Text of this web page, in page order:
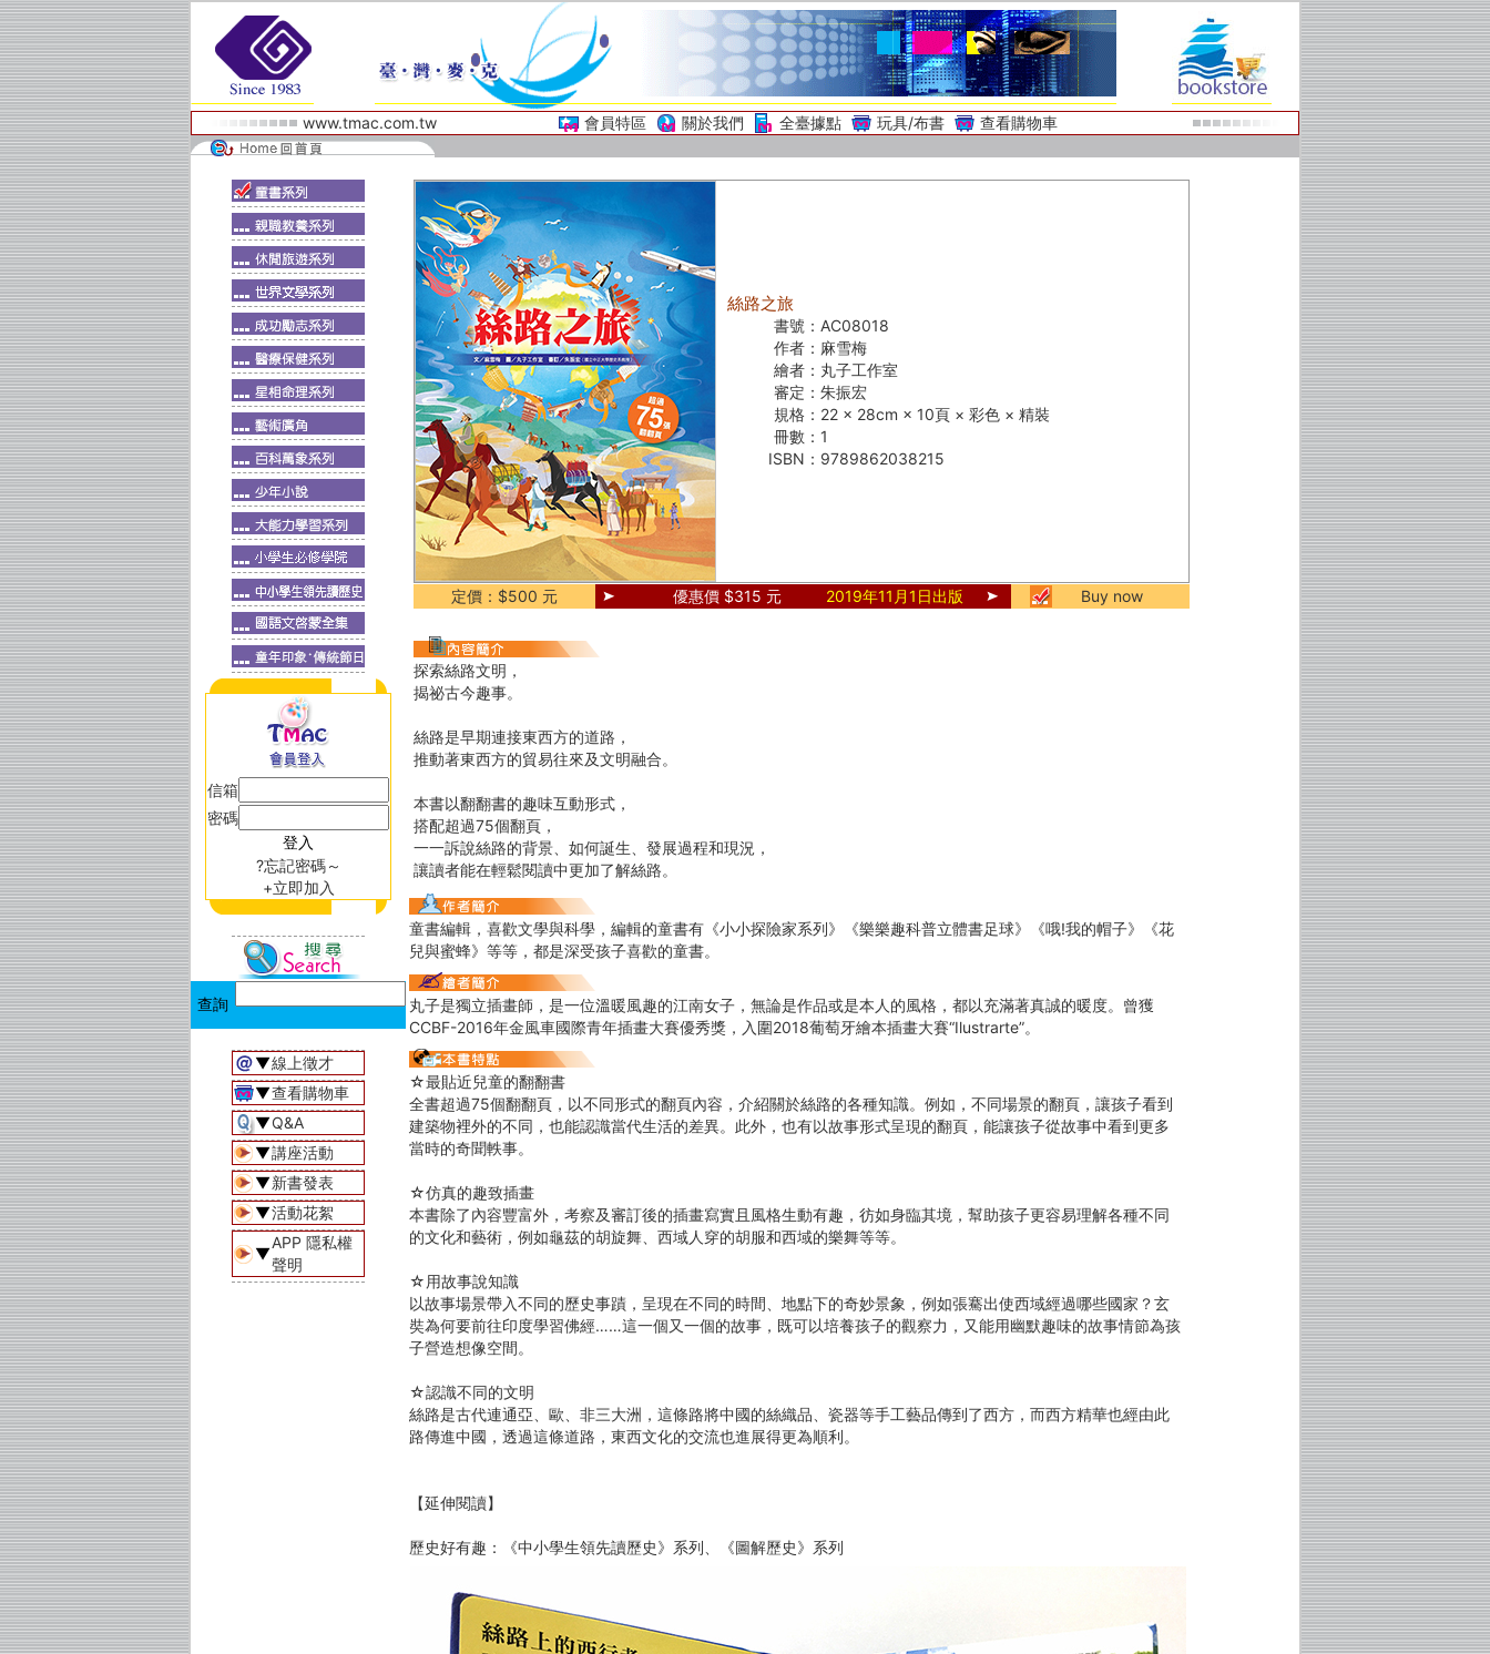
www.tmac.com.tw 會員特區 關於我們 全臺據點 玩具/布書 查看購物車
信箱
密碼
?忘記密碼～
+立即加入
▼線上徵才
▼查看購物車
▼Q&A
▼講座活動
▼新書發表
▼活動花絮
▼
APP 隱私權
聲明
絲路之旅
書號： AC08018
作者： 麻雪梅
繪者： 丸子工作室
審定： 朱振宏
規格： 22 × 28cm × 10頁 × 彩色 × 精裝
冊數： 1
ISBN： 9789862038215
定價：$500 元 優惠價 $315 元 2019年11月1日出版 Buy now
探索絲路文明，
揭祕古今趣事。
絲路是早期連接東西方的道路，
推動著東西方的貿易往來及文明融合。
本書以翻翻書的趣味互動形式，
搭配超過75個翻頁，
一一訴說絲路的背景、如何誕生、發展過程和現況，
讓讀者能在輕鬆閱讀中更加了解絲路。
童書編輯，喜歡文學與科學，編輯的童書有《小小探險家系列》《樂樂趣科普立體書足球》《哦!我的帽子》《花
兒與蜜蜂》等等，都是深受孩子喜歡的童書。
丸子是獨立插畫師，是一位溫暖風趣的江南女子，無論是作品或是本人的風格，都以充滿著真誠的暖度。曾獲
CCBF-2016年金風車國際青年插畫大賽優秀獎，入圍2018葡萄牙繪本插畫大賽“Ilustrarte”。
☆最貼近兒童的翻翻書
全書超過75個翻翻頁，以不同形式的翻頁內容，介紹關於絲路的各種知識。例如，不同場景的翻頁，讓孩子看到
建築物裡外的不同，也能認識當代生活的差異。此外，也有以故事形式呈現的翻頁，能讓孩子從故事中看到更多
當時的奇聞軼事。
☆仿真的趣致插畫
本書除了內容豐富外，考察及審訂後的插畫寫實且風格生動有趣，彷如身臨其境，幫助孩子更容易理解各種不同
的文化和藝術，例如龜茲的胡旋舞、西域人穿的胡服和西域的樂舞等等。
☆用故事說知識
以故事場景帶入不同的歷史事蹟，呈現在不同的時間、地點下的奇妙景象，例如張騫出使西域經過哪些國家？玄
奘為何要前往印度學習佛經……這一個又一個的故事，既可以培養孩子的觀察力，又能用幽默趣味的故事情節為孩
子營造想像空間。
☆認識不同的文明
絲路是古代連通亞、歐、非三大洲，這條路將中國的絲織品、瓷器等手工藝品傳到了西方，而西方精華也經由此
路傳進中國，透過這條道路，東西文化的交流也進展得更為順利。
【延伸閱讀】
歷史好有趣：《中小學生領先讀歷史》系列、《圖解歷史》系列